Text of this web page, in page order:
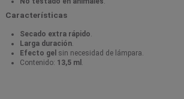
Características
Secado extra rápido
Larga duración
Efecto gel sin necesidad de lámpara.
Contenido: 13,5 ml